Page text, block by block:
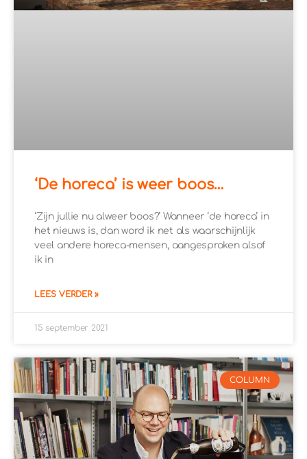
‘De horeca’ is weer boos…
‘Zijn jullie nu alweer boos?’ Wanneer ‘de horeca’ in
het nieuws is, dan word ik net als waarschijnlijk
veel andere horeca-mensen, aangesproken alsof
ik in
LEES VERDER »
15 september 2021
COLUMN